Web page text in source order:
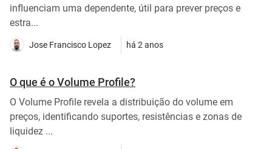
influenciam uma dependente, útil para prever preços e
estra...
Jose Francisco Lopez há 2 anos
O que é o Volume Profile?
O Volume Profile revela a distribuição do volume em
preços, identificando suportes, resistências e zonas de
liquidez ...